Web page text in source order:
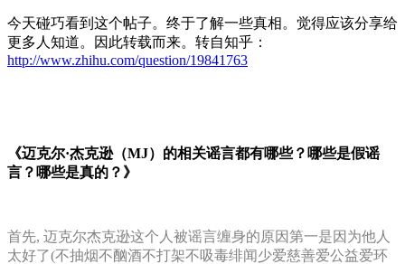
今天碰巧看到这个帖子。终于了解一些真相。觉得应该分享给
更多人知道。因此转载而来。转自知乎：
http://www.zhihu.com/question/19841763
《迈克尔·杰克逊（MJ）的相关谣言都有哪些？哪些是假谣
言？哪些是真的？》
首先, 迈克尔杰克逊这个人被谣言缠身的原因第一是因为他人
太好了(不抽烟不酗酒不打架不吸毒绯闻少爱慈善爱公益爱环